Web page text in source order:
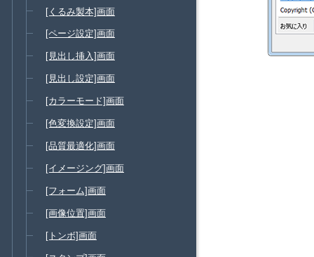
[くるみ製本]画面
[ページ設定]画面
[見出し挿入]画面
[見出し設定]画面
[カラーモード]画面
[色変換設定]画面
[品質最適化]画面
[イメージング]画面
[フォーム]画面
[画像位置]画面
[トンボ]画面